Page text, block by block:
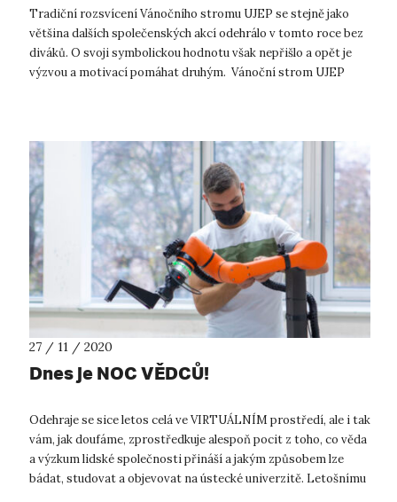
Tradiční rozsvícení Vánočního stromu UJEP se stejně jako
většina dalších společenských akcí odehrálo v tomto roce bez
diváků. O svoji symbolickou hodnotu však nepřišlo a opět je
výzvou a motivací pomáhat druhým. Vánoční strom UJEP
27 / 11 / 2020
Dnes je NOC VĚDCŮ!
Odehraje se sice letos celá ve VIRTUÁLNÍM prostředí, ale i tak
vám, jak doufáme, zprostředkuje alespoň pocit z toho, co věda
a výzkum lidské společnosti přináší a jakým způsobem lze
bádat, studovat a objevovat na ústecké univerzitě. Letošnímu